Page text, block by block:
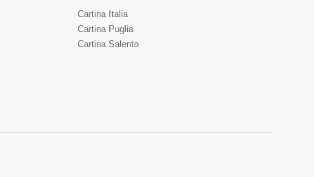
Cartina Italia
Cartina Puglia
Cartina Salento